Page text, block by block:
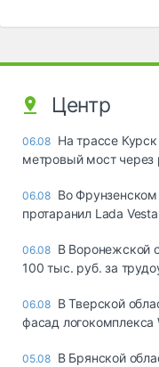
Центр
06.08 На трассе
метровый мост через
06.08 Во
протаранил Lada Vesta
06.08 В Воронежской
100 тыс. руб. за
06.08 В Тверской
фасад логокомплекса
05.08 В Брянской